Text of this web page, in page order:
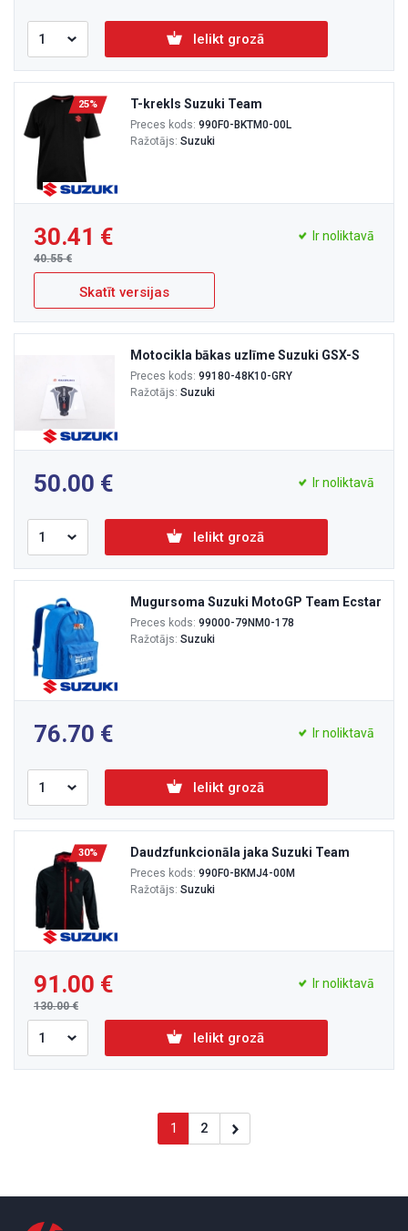
Ielikt grozā
25% T-krekls Suzuki Team
Preces kods: 990F0-BKTM0-00L
Ražotājs: Suzuki
30.41
40.55
Ir noliktavā
Skatīt versijas
Motocikla bākas uzlīme Suzuki GSX-S
Preces kods: 99180-48K10-GRY
Ražotājs: Suzuki
50.00 Ir noliktavā
Ielikt grozā
Mugursoma Suzuki MotoGP Team Ecstar
Preces kods: 99000-79NM0-178
Ražotājs: Suzuki
76.70 Ir noliktavā
Ielikt grozā
30% Daudzfunkcionāla jaka Suzuki Team
Preces kods: 990F0-BKMJ4-00M
Ražotājs: Suzuki
91.00
130.00
Ir noliktavā
Ielikt grozā
1 2